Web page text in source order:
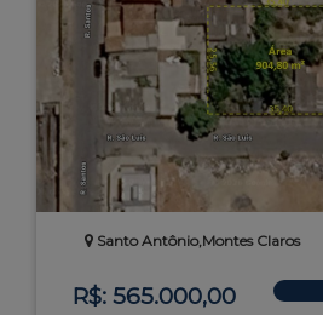
Santo Antônio,Montes Claros
R$: 565.000,00